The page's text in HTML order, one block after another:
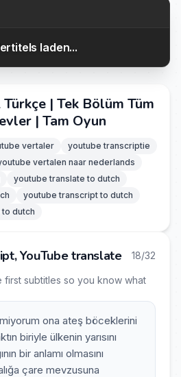
laden...
| Tek Bölüm Tüm
| Tam Oyun
vertaler
youtube transcriptie
vertalen naar nederlands
youtube translate to dutch
youtube transcript to dutch
dutch
YouTube translate 18/32
subtitles so you know what
ona ateş böceklerini
biriyle ülkenin yarısını
bir anlamı olmasını
çare mevzusuna